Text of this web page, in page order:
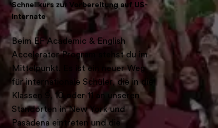
Schnellkurs zur Vorbereitung auf US-
Internate
Beim EF Academic & English
Accelerator Program stehst du im
Mittelpunkt. Es ist ein neuer Weg
für internationale Schüler, die in die
Klassen 9, 10 oder 11 an unseren
Standorten in New York und
Pasadena eintreten und die